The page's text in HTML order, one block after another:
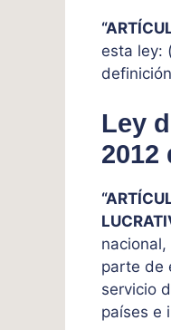
esta ley:
Ley
2012
parte de
servicio
países e